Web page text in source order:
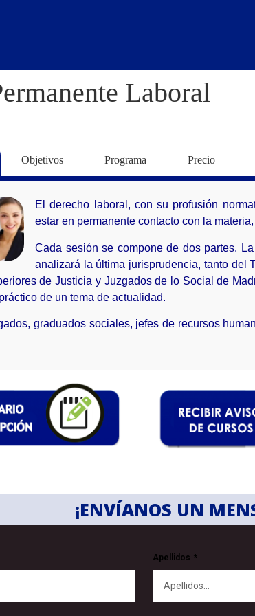
Laboral
Objetivos Programa Precio
El derecho laboral, con su profusión
estar en permanente contacto con la
Cada sesión se compone de dos partes.
analizará la última jurisprudencia, tanto del
de Justicia y Juzgados de lo Social de
de un tema de actualidad.
graduados sociales, jefes de recursos
¡ENVÍANOS UN
Apellidos